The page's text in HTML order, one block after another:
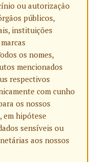
ou autorização
públicos,
instituições
os nomes,
mencionados
respectivos
com cunho
os nossos
em hipótese
sensíveis ou
aos nossos